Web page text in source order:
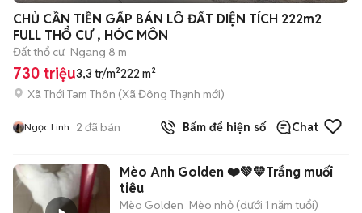
CHỦ CẦN TIỀN GẤP BÁN LÔ ĐẤT DIỆN TÍCH 222m2
FULL THỔ CƯ , HÓC MÔN
Đất thổ cư Ngang 8 m
730 triệu3,3 tr/m²222 m²
Xã Thới Tam Thôn (Xã Đông Thạnh mới)
Ngọc Linh 2 đã bán Bấm để hiện số Chat
Mèo Anh Golden ❤️💚💛Trắng muối
tiêu
Mèo Golden Mèo nhỏ (dưới 1 năm tuổi)